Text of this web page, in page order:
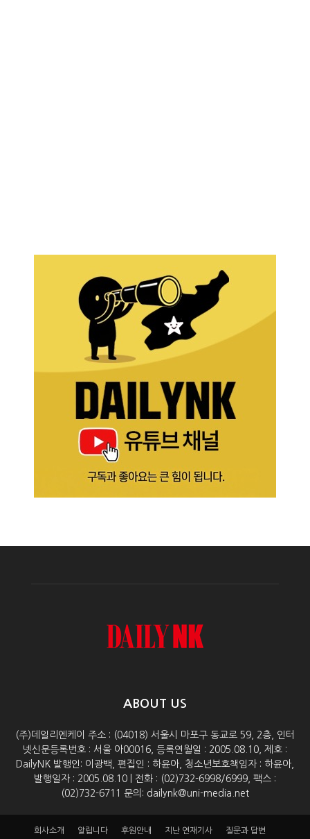
ABOUT US
(주)데일리엔케이 주소 : (04018) 서울시 마포구 동교로 59, 2층, 인터
넷신문등록번호 : 서울 아00016, 등록연월일 : 2005.08.10, 제호 :
DailyNK 발행인: 이광백, 편집인 : 하윤아, 청소년보호책임자 : 하윤아,
발행일자 : 2005.08.10 | 전화 : (02)732-6998/6999, 팩스 :
(02)732-6711 문의: dailynk@uni-media.net
회사소개 알립니다 후원안내 지난 연재기사 질문과 답변